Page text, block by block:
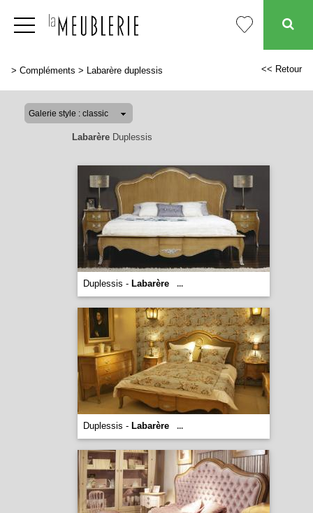
> Compléments > Labarère duplessis << Retour
LabarèreDuplessis
Duplessis - Labarère ...
Duplessis - Labarère ...